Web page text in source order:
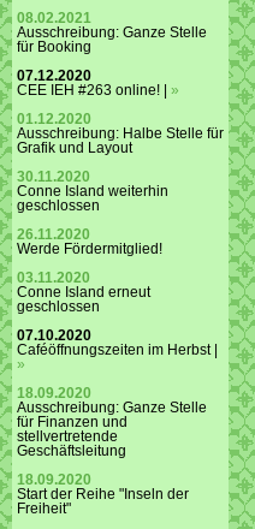
08.02.2021
Ausschreibung: Ganze Stelle
für Booking
07.12.2020
CEE IEH #263 online! | »
01.12.2020
Ausschreibung: Halbe Stelle für
Grafik und Layout
30.11.2020
Conne Island weiterhin
geschlossen
26.11.2020
Werde Fördermitglied!
03.11.2020
Conne Island erneut
geschlossen
07.10.2020
Caféöffnungszeiten im Herbst |
»
18.09.2020
Ausschreibung: Ganze Stelle
für Finanzen und
stellvertretende
Geschäftsleitung
18.09.2020
Start der Reihe "Inseln der
Freiheit"